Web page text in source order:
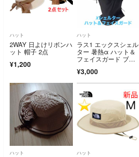
ハット
2WAY 日よけリボンハ
ット 帽子 2点
¥1,200
ハット
ラス1 エックスシェル
ター 暑熱α ハット＆
フェイスガード ブラ
¥3,000
ハット ハット